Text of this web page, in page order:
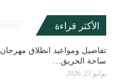
الأكثر قراءة
تفاصيل ومواعيد انطلاق
ساحة الحريق…
يوليو 23, 2026